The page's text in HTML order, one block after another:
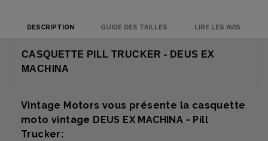
DESCRIPTION GUIDE DES TAILLES LIRE LES AVIS
CASQUETTE PILL TRUCKER - DEUS EX
MACHINA
Vintage Motors vous présente la casquette
moto vintage DEUS EX MACHINA - Pill
Trucker: